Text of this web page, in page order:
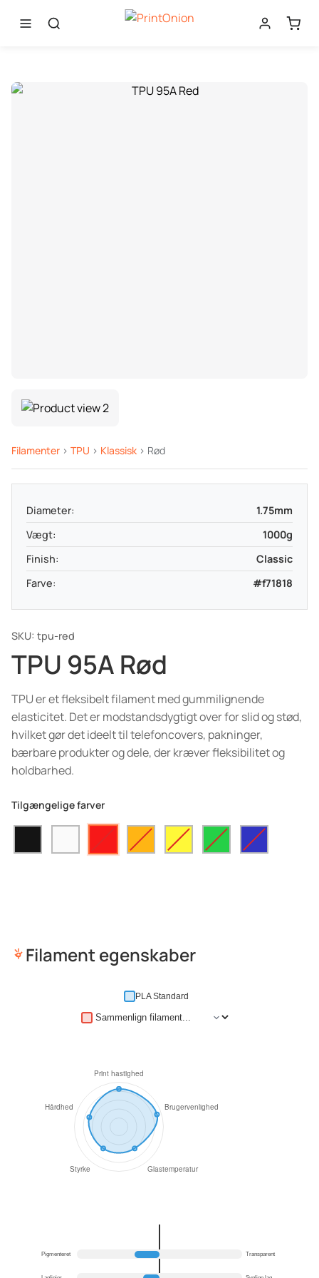
Filamenter > TPU > Klassisk > Rød
SKU: tpu-red
TPU 95A Rød
TPU er et fleksibelt filament med gummilignende
elasticitet. Det er modstandsdygtigt over for slid og stød,
hvilket gør det ideelt til telefoncovers, pakninger,
bærbare produkter og dele, der kræver fleksibilitet og
holdbarhed.
Diameter:
1.75mm
Vægt:
1000g
Finish:
Classic
Farve:
#f71818
Tilgængelige farver
Filament egenskaber
PLA Standard
Pigmenteret Transparent